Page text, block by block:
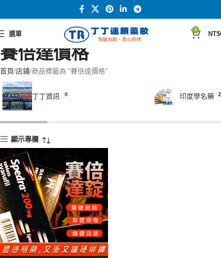
選單
0
NT$
賽倍達價格
首頁 店鋪 商品標籤為 “賽倍達價格”
丁丁資訊 0 印度學名藥
顯示專欄